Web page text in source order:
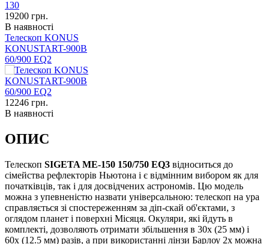
19200 грн.
В наявності
Телескоп KONUS
KONUSTART-900B
60/900 EQ2
12246 грн.
В наявності
ОПИС
Телескоп SIGETA ME-150 150/750 EQ3 відноситься до
сімейства рефлекторів Ньютона і є відмінним вибором як для
початківців, так і для досвідчених астрономів. Цю модель
можна з упевненістю назвати універсальною: телескоп на ура
справляється зі спостереженням за діп-скай об'єктами, з
оглядом планет і поверхні Місяця. Окуляри, які йдуть в
комплекті, дозволяють отримати збільшення в 30х (25 мм) і
60х (12.5 мм) разів, а при використанні лінзи Барлоу 2x можна